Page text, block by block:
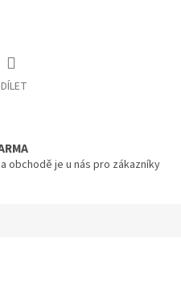
obchodě je u nás pro zákazníky